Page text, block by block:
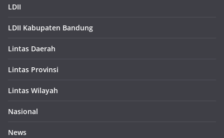
LDII
LDII Kabupaten Bandung
Lintas Daerah
Lintas Provinsi
Lintas Wilayah
Nasional
News